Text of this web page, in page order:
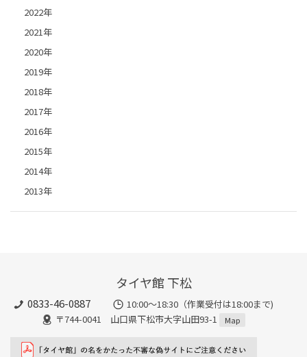
2022年
2021年
2020年
2019年
2018年
2017年
2016年
2015年
2014年
2013年
タイヤ館 下松
0833-46-0887
10:00～18:30（作業受付は18:00まで)
〒744-0041 山口県下松市大字山田93-1
Map